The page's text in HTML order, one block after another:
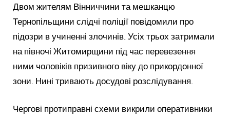
Двом жителям Вінниччини та мешканцю
Тернопільщини слідчі поліції повідомили про
підозри в учиненні злочинів. Усіх трьох затримали
на півночі Житомирщини під час перевезення
ними чоловіків призивного віку до прикордонної
зони. Нині тривають досудові розслідування.
Чергові протиправні схеми викрили оперативники